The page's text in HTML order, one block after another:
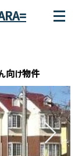
向け物件